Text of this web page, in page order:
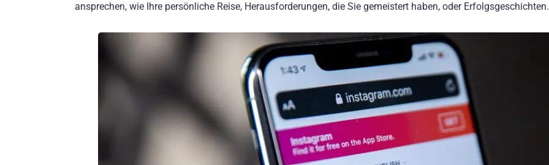
ansprechen, wie Ihre persönliche Reise, Herausforderungen, die Sie gemeistert haben, oder Erfolgsgeschichten.